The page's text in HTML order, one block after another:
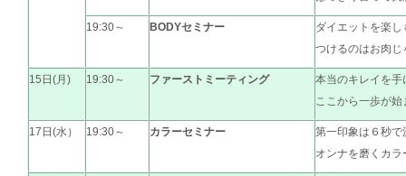
19:30～ BODYセミナー
ダイエットを楽し
つけるのはお肉
15日(月) 19:30～ ファーストミーティング
本当のキレイを
ここから一歩が
17日(水） 19:30～ カラーセミナー
第一印象は６秒で
オンナを磨くカ